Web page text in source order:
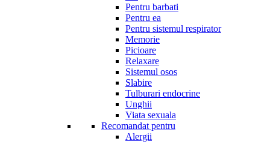
Pentru barbati
Pentru ea
Pentru sistemul respirator
Memorie
Picioare
Relaxare
Sistemul osos
Slabire
Tulburari endocrine
Unghii
Viata sexuala
Recomandat pentru
Alergii